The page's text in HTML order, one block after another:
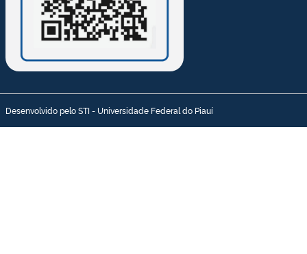
Desenvolvido pelo STI - Universidade Federal do Piauí